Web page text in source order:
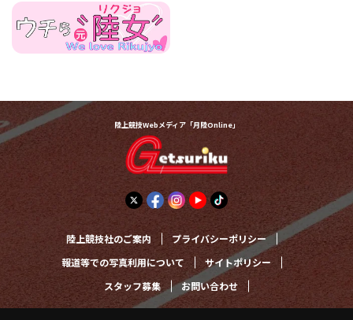
陸上競技Webメディア「月陸Online」
陸上競技社のご案内 プライバシーポリシー
報道等での写真利用について サイトポリシー
スタッフ募集 お問い合わせ